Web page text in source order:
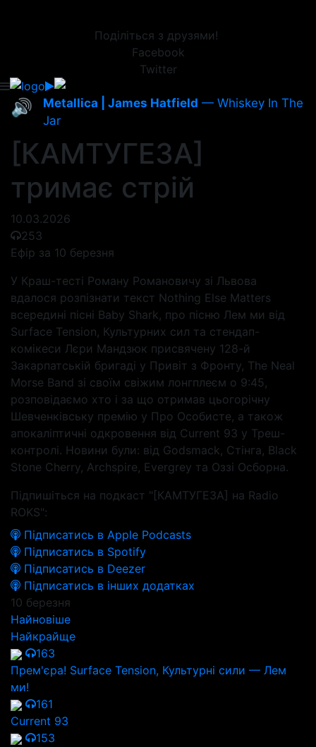
Поділіться з друзями!
Facebook
Twitter
🔊 Metallica | James Hatfield — Whiskey In The
Jar
[КАМТУГЕЗА]
тримає стрій
10.03.2026
253
Ефір за 10 березня
У Краш-тесті Роману Романовичу зі Львова
вдалося розпізнати текст Nothing Else Matters
всередині пісні Baby Shark, про пісню Лем ми від
Surface Tension, Культурних сил та стендап-
комікеси Лєри Мандзюк присвячену 128-й
Закарпатській бригаді у Привіт з Фронту, The Neal
Morse Band зі своїм свіжим лонгплеєм о 9:45,
розповідаємо хто і за що отримав цьогорічну
Шевченківську премію у Про Особисте, а також
апокаліптичні одкровення від Current 93 у Треш-
контролі. Новини були: від Godsmack, Стінга, Black
Stone Cherry, Archspire, Evergrey та Оззі Осборна.
Підпишіться на подкаст "[КАМТУГЕЗА] на Radio
ROKS":
Підписатись в Apple Podcasts
Підписатись в Spotify
Підписатись в Deezer
Підписатись в інших додатках
10 березня
Найновіше
Найкрайще
163
Прем'єра! Surface Tension, Культурні сили — Лем
ми!
161
Current 93
153